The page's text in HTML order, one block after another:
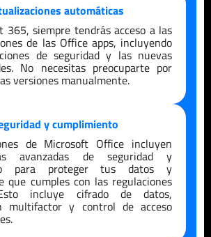
automáticas
365, siempre tendrás acceso a las
de las Office apps, incluyendo
de seguridad y las nuevas
No necesitas preocuparte por
versiones manualmente.
y cumplimiento
de Microsoft Office incluyen
avanzadas de seguridad y
para proteger tus datos y
que cumples con las regulaciones
incluye cifrado de datos,
multifactor y control de acceso